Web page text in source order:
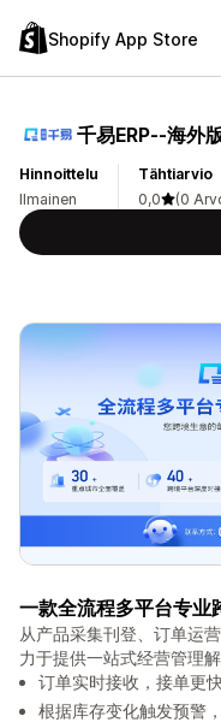
Shopify App Store
千易ERP‑‑海外
Hinnoittelu
Ilmainen
Tähtiarvio
0,0
(0
一款全流程多平台专业
从产品采集刊登、订单运
力于提供一站式经营管理
订单实时接收，接单更
根据库存变化触发预警